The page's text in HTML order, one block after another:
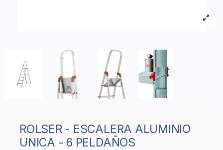
ROLSER - ESCALERA ALUMINIO
UNICA - 6 PELDAÑOS